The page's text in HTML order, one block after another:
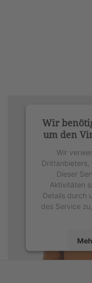
Wir
um den
Wir
Drittanbieters,
Dieser
Aktivitäten
Details durch
des Service